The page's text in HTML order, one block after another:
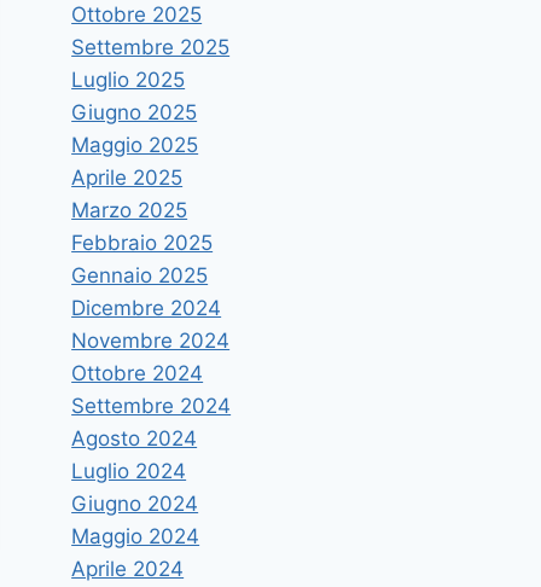
Ottobre 2025
Settembre 2025
Luglio 2025
Giugno 2025
Maggio 2025
Aprile 2025
Marzo 2025
Febbraio 2025
Gennaio 2025
Dicembre 2024
Novembre 2024
Ottobre 2024
Settembre 2024
Agosto 2024
Luglio 2024
Giugno 2024
Maggio 2024
Aprile 2024